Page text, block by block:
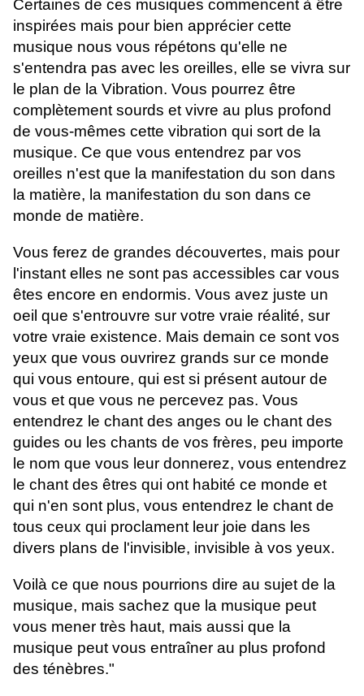
Certaines de ces musiques commencent à être
inspirées mais pour bien apprécier cette
musique nous vous répétons qu'elle ne
s'entendra pas avec les oreilles, elle se vivra sur
le plan de la Vibration. Vous pourrez être
complètement sourds et vivre au plus profond
de vous-mêmes cette vibration qui sort de la
musique. Ce que vous entendrez par vos
oreilles n'est que la manifestation du son dans
la matière, la manifestation du son dans ce
monde de matière.
Vous ferez de grandes découvertes, mais pour
l'instant elles ne sont pas accessibles car vous
êtes encore en endormis. Vous avez juste un
oeil que s'entrouvre sur votre vraie réalité, sur
votre vraie existence. Mais demain ce sont vos
yeux que vous ouvrirez grands sur ce monde
qui vous entoure, qui est si présent autour de
vous et que vous ne percevez pas. Vous
entendrez le chant des anges ou le chant des
guides ou les chants de vos frères, peu importe
le nom que vous leur donnerez, vous entendrez
le chant des êtres qui ont habité ce monde et
qui n'en sont plus, vous entendrez le chant de
tous ceux qui proclament leur joie dans les
divers plans de l'invisible, invisible à vos yeux.
Voilà ce que nous pourrions dire au sujet de la
musique, mais sachez que la musique peut
vous mener très haut, mais aussi que la
musique peut vous entraîner au plus profond
des ténèbres."